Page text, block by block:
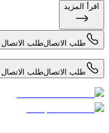
اقرأ المزيد
طلب الاتصالطلب الاتصال
طلب الاتصالطلب الاتصال